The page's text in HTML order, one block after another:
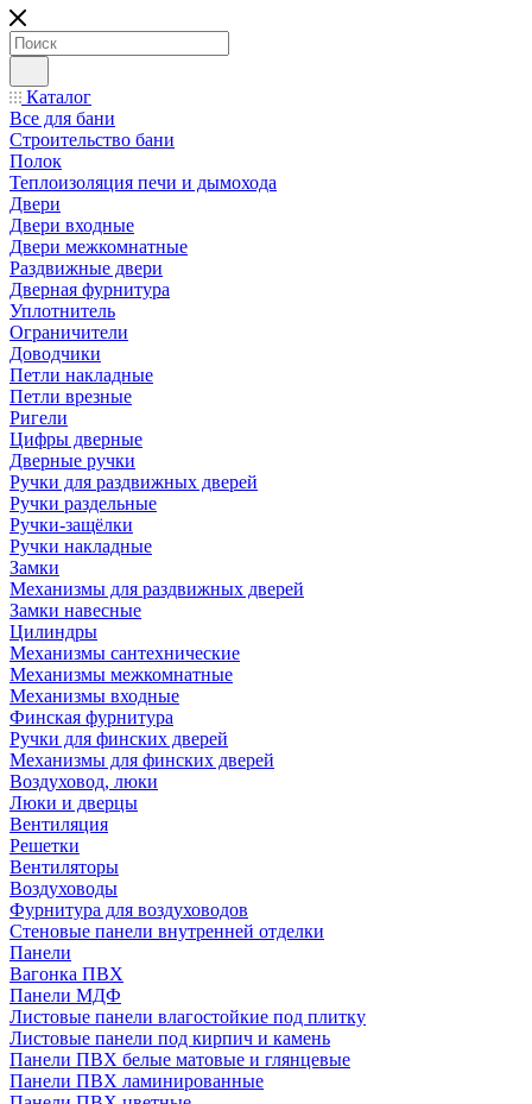
Каталог
Все для бани
Строительство бани
Полок
Теплоизоляция печи и дымохода
Двери
Двери входные
Двери межкомнатные
Раздвижные двери
Дверная фурнитура
Уплотнитель
Ограничители
Доводчики
Петли накладные
Петли врезные
Ригели
Цифры дверные
Дверные ручки
Ручки для раздвижных дверей
Ручки раздельные
Ручки-защёлки
Ручки накладные
Замки
Механизмы для раздвижных дверей
Замки навесные
Цилиндры
Механизмы сантехнические
Механизмы межкомнатные
Механизмы входные
Финская фурнитура
Ручки для финских дверей
Механизмы для финских дверей
Воздуховод, люки
Люки и дверцы
Вентиляция
Решетки
Вентиляторы
Воздуховоды
Фурнитура для воздуховодов
Стеновые панели внутренней отделки
Панели
Вагонка ПВХ
Панели МДФ
Листовые панели влагостойкие под плитку
Листовые панели под кирпич и камень
Панели ПВХ белые матовые и глянцевые
Панели ПВХ ламинированные